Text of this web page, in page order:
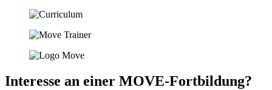
Interesse an einer MOVE-Fortbildung?